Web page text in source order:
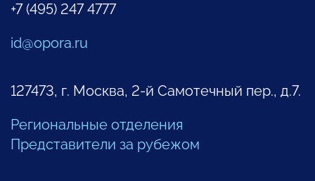
+7 (495) 247 4777
id@opora.ru
127473, г. Москва, 2-й Самотечный пер., д.7.
Региональные отделения
Представители за рубежом